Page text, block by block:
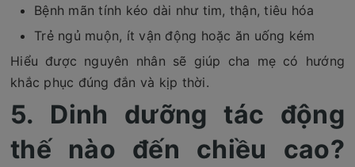
Bệnh mãn tính kéo dài như tim, thận, tiêu hóa
Trẻ ngủ muộn, ít vận động hoặc ăn uống kém
Hiểu được nguyên nhân sẽ giúp cha mẹ có hướng
khắc phục đúng đắn và kịp thời.
5. Dinh dưỡng tác động
thế nào đến chiều cao?